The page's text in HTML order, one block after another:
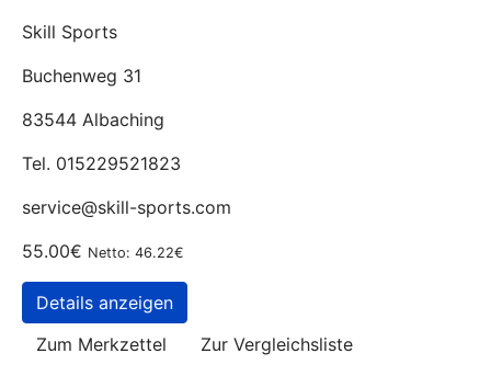
Skill Sports
Buchenweg 31
83544 Albaching
Tel. 015229521823
service@skill-sports.com
55.00€ Netto: 46.22€
Details anzeigen
Zum Merkzettel
Zur Vergleichsliste